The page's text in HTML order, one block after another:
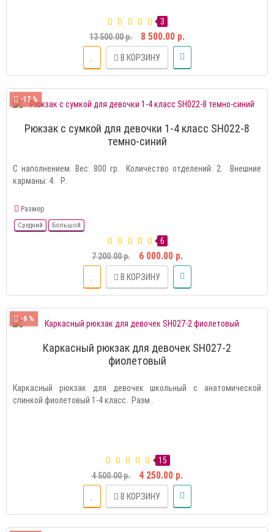
3
13 500.00 р.
8 500.00 р.
В КОРЗИНУ
-17 %
Рюкзак с сумкой для девочки 1-4 класс SH022-8
темно-синий
С наполнением. Вес: 800 гр. Количество отделений: 2. Внешние
карманы: 4. Р..
Размер
Средний Большой
6
7 200.00 р.
6 000.00 р.
В КОРЗИНУ
-6 %
Каркасный рюкзак для девочек SH027-2
фиолетовый
Каркасный рюкзак для девочек школьный с анатомической
спинкой фиолетовый 1-4 класс. Разм..
15
4 500.00 р.
4 250.00 р.
В КОРЗИНУ